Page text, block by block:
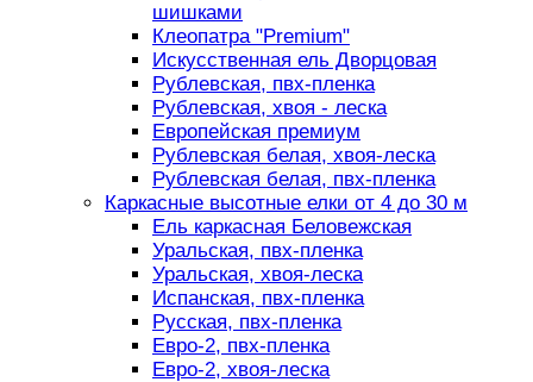
шишками
Клеопатра "Premium"
Искусственная ель Дворцовая
Рублевская, пвх-пленка
Рублевская, хвоя - леска
Европейская премиум
Рублевская белая, хвоя-леска
Рублевская белая, пвх-пленка
Каркасные высотные елки от 4 до 30 м
Ель каркасная Беловежская
Уральская, пвх-пленка
Уральская, хвоя-леска
Испанская, пвх-пленка
Русская, пвх-пленка
Евро-2, пвх-пленка
Евро-2, хвоя-леска